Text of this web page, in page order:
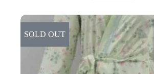
SOLD OUT